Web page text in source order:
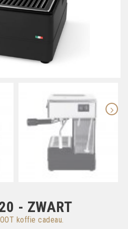
- ZWART
koffie cadeau.